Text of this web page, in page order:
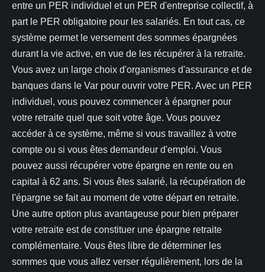
entre un PER individuel et un PER d'entreprise collectif, à
part le PER obligatoire pour les salariés. En tout cas, ce
système permet le versement des sommes épargnées
durant la vie active, en vue de les récupérer à la retraite.
Vous avez un large choix d'organismes d'assurance et de
banques dans le Var pour ouvrir votre PER. Avec un PER
individuel, vous pouvez commencer à épargner pour
votre retraite quel que soit votre âge. Vous pouvez
accéder à ce système, même si vous travaillez à votre
compte ou si vous êtes demandeur d'emploi. Vous
pouvez aussi récupérer votre épargne en rente ou en
capital à 62 ans. Si vous êtes salarié, la récupération de
l'épargne se fait au moment de votre départ en retraite.
Une autre option plus avantageuse pour bien préparer
votre retraite est de constituer une épargne retraite
complémentaire. Vous êtes libre de déterminer les
sommes que vous allez verser régulièrement, lors de la